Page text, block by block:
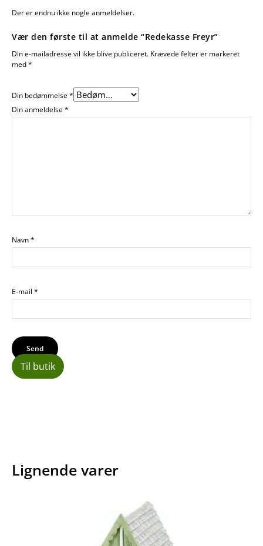
Der er endnu ikke nogle anmeldelser.
Vær den første til at anmelde “Redekasse Freyr”
Din e-mailadresse vil ikke blive publiceret. Krævede felter er markeret
med*
Din bedømmelse*
Din anmeldelse*
Navn*
E-mail *
Til butik
Lignende varer